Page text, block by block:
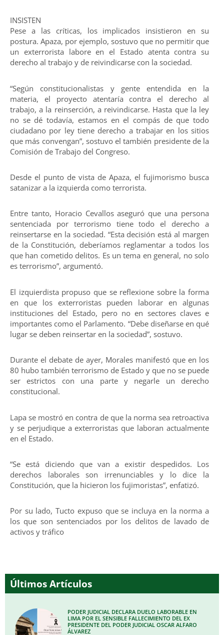
INSISTEN
Pese a las críticas, los implicados insistieron en su
postura. Apaza, por ejemplo, sostuvo que no permitir que
un exterrorista labore en el Estado atenta contra su
derecho al trabajo y de reivindicarse con la sociedad.
“Según constitucionalistas y gente entendida en la
materia, el proyecto atentaría contra el derecho al
trabajo, a la reinserción, a reivindicarse. Hasta que la ley
no se dé todavía, estamos en el compás de que todo
ciudadano por ley tiene derecho a trabajar en los sitios
que más convengan”, sostuvo el también presidente de la
Comisión de Trabajo del Congreso.
Desde el punto de vista de Apaza, el fujimorismo busca
satanizar a la izquierda como terrorista.
Entre tanto, Horacio Cevallos aseguró que una persona
sentenciada por terrorismo tiene todo el derecho a
reinsertarse en la sociedad. “Esta decisión está al margen
de la Constitución, deberíamos reglamentar a todos los
que han cometido delitos. Es un tema en general, no solo
es terrorismo”, argumentó.
El izquierdista propuso que se reflexione sobre la forma
en que los exterroristas pueden laborar en algunas
instituciones del Estado, pero no en sectores claves e
importantes como el Parlamento. “Debe diseñarse en qué
lugar se deben reinsertar en la sociedad”, sostuvo.
Durante el debate de ayer, Morales manifestó que en los
80 hubo también terrorismo de Estado y que no se puede
ser estrictos con una parte y negarle un derecho
constitucional.
Lapa se mostró en contra de que la norma sea retroactiva
y se perjudique a exterroristas que laboran actualmente
en el Estado.
“Se está diciendo que van a existir despedidos. Los
derechos laborales son irrenunciables y lo dice la
Constitución, que la hicieron los fujimoristas”, enfatizó.
Por su lado, Tucto expuso que se incluya en la norma a
los que son sentenciados por los delitos de lavado de
activos y tráfico
Últimos Artículos
PODER JUDICIAL DECLARA DUELO LABORABLE EN
LIMA POR EL SENSIBLE FALLECIMIENTO DEL EX
PRESIDENTE DEL PODER JUDICIAL OSCAR ALFARO
ÁLVAREZ